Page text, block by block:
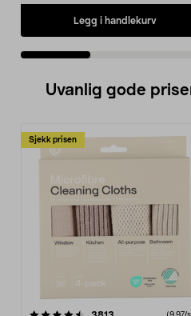
Legg i handlekurv
Uvanlig gode
Sjekk prisen